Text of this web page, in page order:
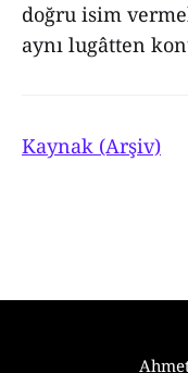
doğru isim
aynı lugâtten
Kaynak (Arşiv)